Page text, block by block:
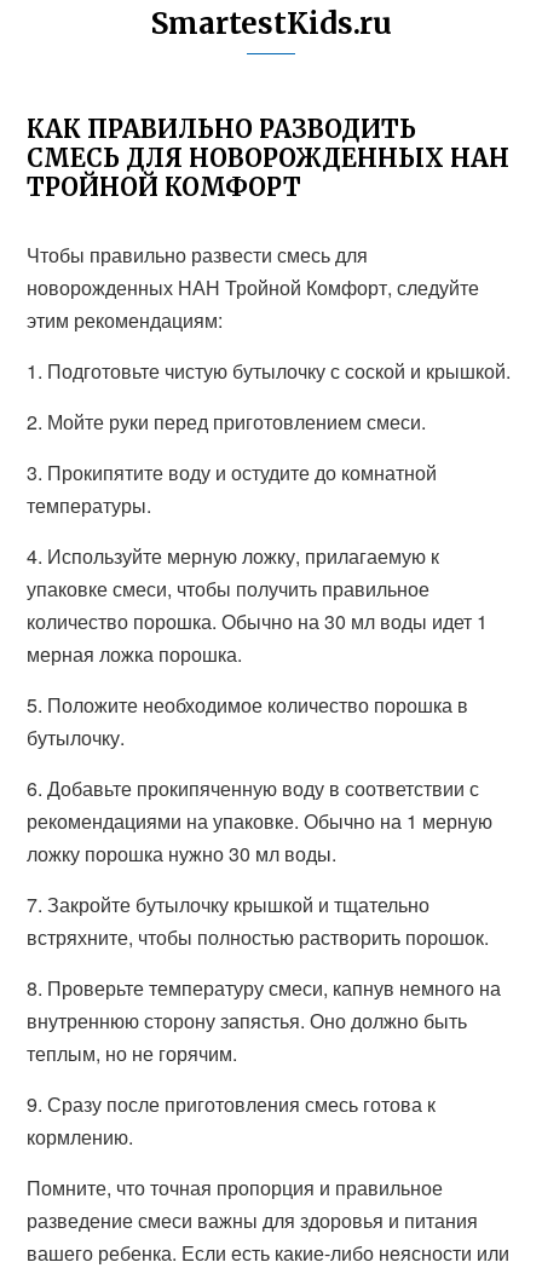
SmartestKids.ru
КАК ПРАВИЛЬНО РАЗВОДИТЬ
СМЕСЬ ДЛЯ НОВОРОЖДЕННЫХ НАН
ТРОЙНОЙ КОМФОРТ
Чтобы правильно развести смесь для
новорожденных НАН Тройной Комфорт, следуйте
этим рекомендациям:
1. Подготовьте чистую бутылочку с соской и крышкой.
2. Мойте руки перед приготовлением смеси.
3. Прокипятите воду и остудите до комнатной
температуры.
4. Используйте мерную ложку, прилагаемую к
упаковке смеси, чтобы получить правильное
количество порошка. Обычно на 30 мл воды идет 1
мерная ложка порошка.
5. Положите необходимое количество порошка в
бутылочку.
6. Добавьте прокипяченную воду в соответствии с
рекомендациями на упаковке. Обычно на 1 мерную
ложку порошка нужно 30 мл воды.
7. Закройте бутылочку крышкой и тщательно
встряхните, чтобы полностью растворить порошок.
8. Проверьте температуру смеси, капнув немного на
внутреннюю сторону запястья. Оно должно быть
теплым, но не горячим.
9. Сразу после приготовления смесь готова к
кормлению.
Помните, что точная пропорция и правильное
разведение смеси важны для здоровья и питания
вашего ребенка. Если есть какие-либо неясности или